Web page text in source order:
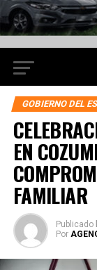
GOBIERNO DEL
EN
FAMILIAR
Publicado
Por